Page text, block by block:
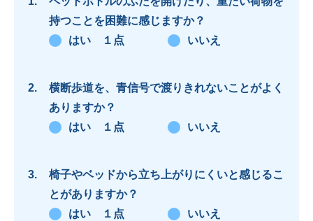
持つことを困難に感じますか？
はい １点
いいえ
横断歩道を、青信号で渡りきれないことがよく
ありますか？
はい １点
いいえ
椅子やベッドから立ち上がりにくいと感じるこ
とがありますか？
はい １点
いいえ